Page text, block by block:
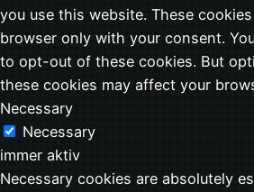
you use this website. These
browser only with your consent.
to opt-out of these cookies. But
these cookies may affect your
Necessary
Necessary
immer aktiv
Necessary cookies are absolutely